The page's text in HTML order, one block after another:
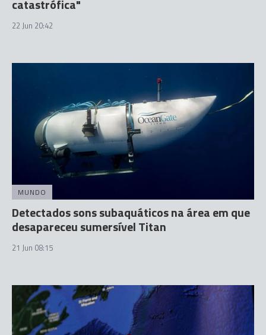
catastrófica"
22 Jun 20:42
MUNDO
Detectados sons subaquáticos na área em que
desapareceu sumersível Titan
21 Jun 08:15